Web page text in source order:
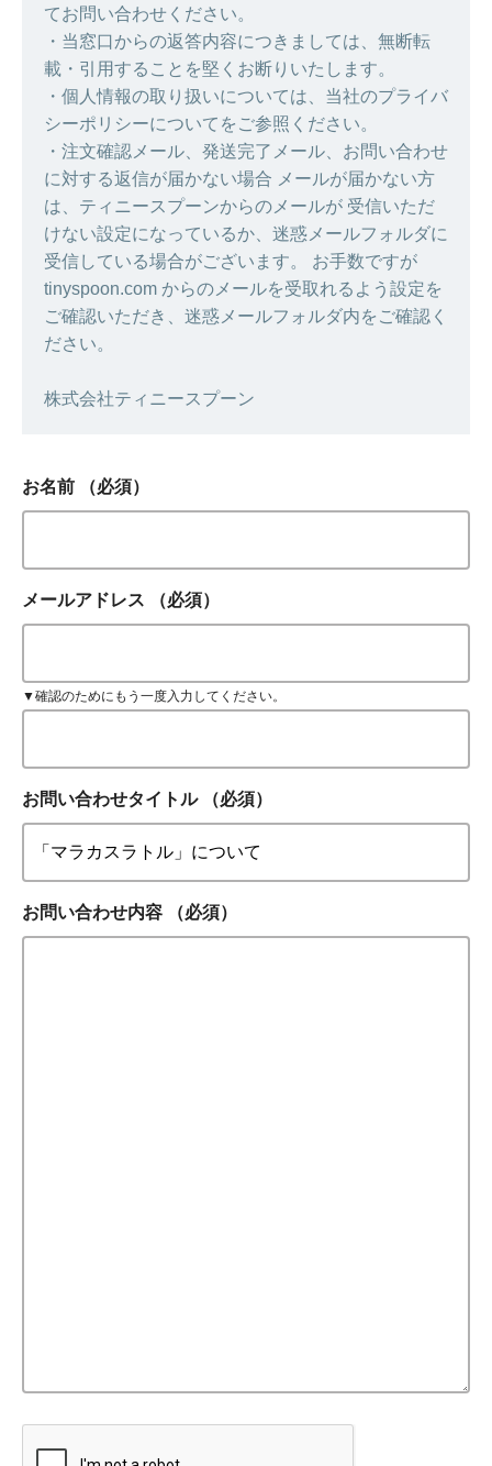
てお問い合わせください。
・当窓口からの返答内容につきましては、無断転
載・引用することを堅くお断りいたします。
・個人情報の取り扱いについては、当社のプライバ
シーポリシーについてをご参照ください。
・注文確認メール、発送完了メール、お問い合わせ
に対する返信が届かない場合 メールが届かない方
は、ティニースプーンからのメールが 受信いただ
けない設定になっているか、迷惑メールフォルダに
受信している場合がございます。 お手数ですが
tinyspoon.com からのメールを受取れるよう設定を
ご確認いただき、迷惑メールフォルダ内をご確認く
ださい。
株式会社ティニースプーン
お名前 （必須）
メールアドレス （必須）
▼確認のためにもう一度入力してください。
お問い合わせタイトル （必須）
お問い合わせ内容 （必須）